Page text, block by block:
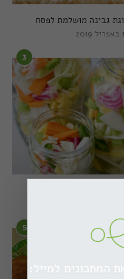
גבינה מושלמת לפסח
3
5
המתכונים למייל: